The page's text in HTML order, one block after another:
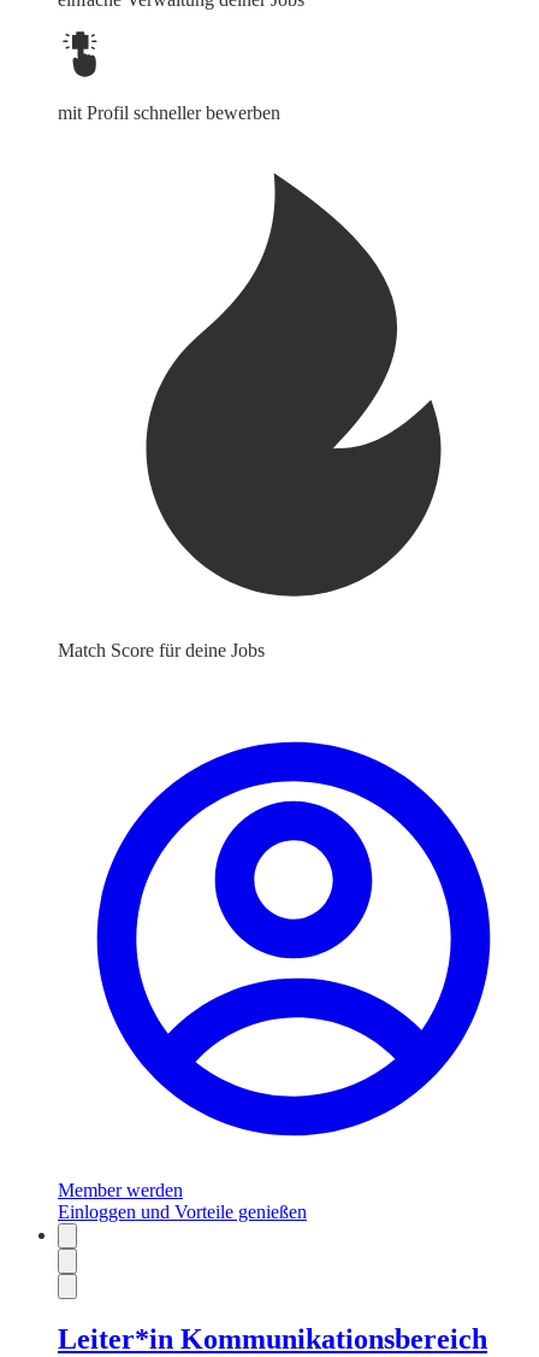
mit Profil schneller bewerben
Match Score für deine Jobs
Member werden
Einloggen und Vorteile genießen
Leiter*in Kommunikationsbereich